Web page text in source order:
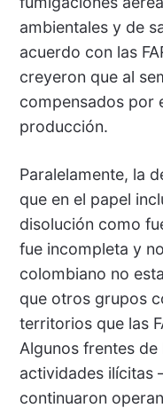
ambientales y de
acuerdo con las
creyeron que al
compensados por
producción.
Paralelamente, la
que en el papel
disolución como
fue incompleta y
colombiano no
que otros grupos
territorios que las
Algunos frentes de
actividades ilícitas
continuaron